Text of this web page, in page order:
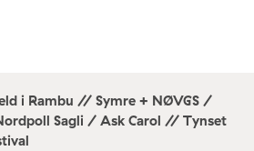
i Rambu // Symre + NØVGS /
Sagli / Ask Carol // Tynset